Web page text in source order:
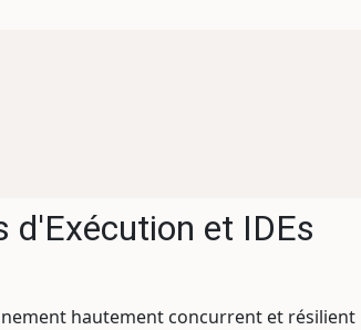
d'Exécution et IDEs
hautement concurrent et